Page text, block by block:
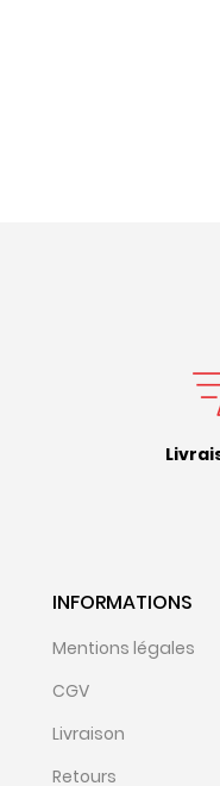
INFORMATIONS
Mentions légales
CGV
Livraison
Retours